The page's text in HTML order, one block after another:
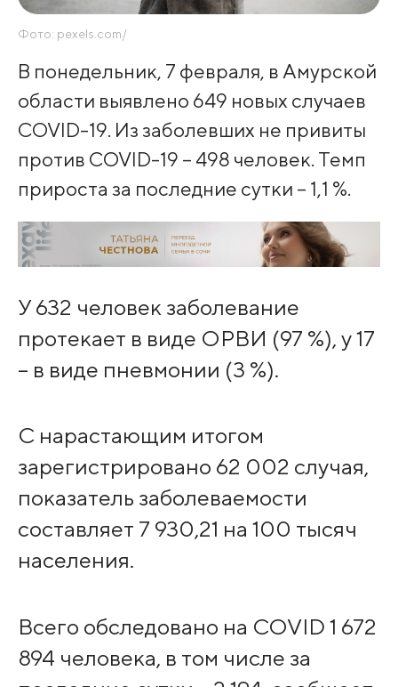
Фото: pexels.com/
В понедельник, 7 февраля, в Амурской
области выявлено 649 новых случаев
COVID-19. Из заболевших не привиты
против COVID-19 – 498 человек. Темп
прироста за последние сутки – 1,1 %.
У 632 человек заболевание
протекает в виде ОРВИ (97 %), у 17
– в виде пневмонии (3 %).
С нарастающим итогом
зарегистрировано 62 002 случая,
показатель заболеваемости
составляет 7 930,21 на 100 тысяч
населения.
Всего обследовано на COVID 1 672
894 человека, в том числе за